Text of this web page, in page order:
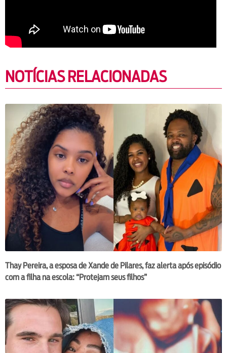
NOTÍCIAS RELACIONADAS
Thay Pereira, a esposa de Xande de Pilares, faz alerta após episódio
com a filha na escola: “Protejam seus filhos”